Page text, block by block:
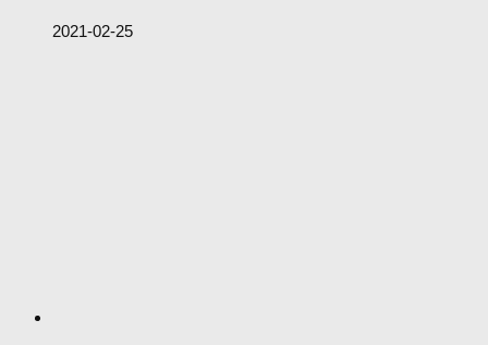
2021-02-25